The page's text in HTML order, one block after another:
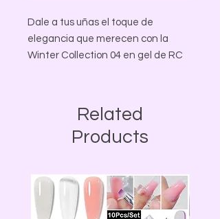
Dale a tus uñas el toque de
elegancia que merecen con la
Winter Collection 04 en gel de RC
durabilidad y con ese acabado
profesional que te encanta. Deja
que tus manos hablen por ti esta
quedes sin el tuyo y luce una
manicura impecable!
Related
Products